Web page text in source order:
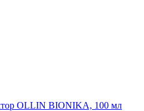
OLLIN BIONIKA, 100 мл